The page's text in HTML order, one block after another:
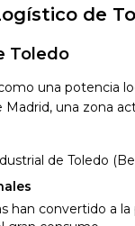
de
Toledo
una potencia
Madrid, una zona
de Toledo
han convertido a